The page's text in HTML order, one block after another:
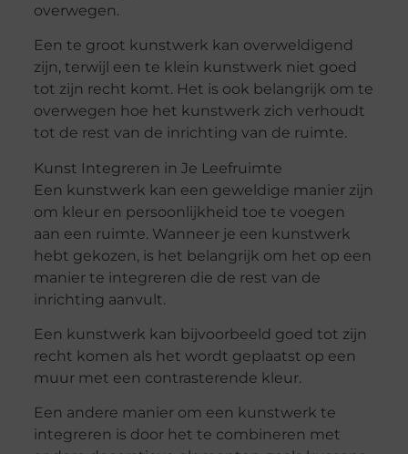
overwegen.
Een te groot kunstwerk kan overweldigend
zijn, terwijl een te klein kunstwerk niet goed
tot zijn recht komt. Het is ook belangrijk om te
overwegen hoe het kunstwerk zich verhoudt
tot de rest van de inrichting van de ruimte.
Kunst Integreren in Je Leefruimte
Een kunstwerk kan een geweldige manier zijn
om kleur en persoonlijkheid toe te voegen
aan een ruimte. Wanneer je een kunstwerk
hebt gekozen, is het belangrijk om het op een
manier te integreren die de rest van de
inrichting aanvult.
Een kunstwerk kan bijvoorbeeld goed tot zijn
recht komen als het wordt geplaatst op een
muur met een contrasterende kleur.
Een andere manier om een kunstwerk te
integreren is door het te combineren met